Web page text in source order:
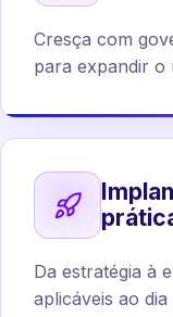
Cresça com
para expandir o
Da estratégia à
aplicáveis ao